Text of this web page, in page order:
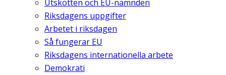
Utskotten och EU-nämnden
Riksdagens uppgifter
Arbetet i riksdagen
Så fungerar EU
Riksdagens internationella arbete
Demokrati